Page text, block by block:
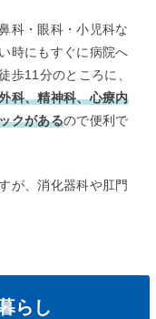
科・眼科・小児科な
時にもすぐに病院へ
歩11分のところに、
科、精神科、心療内
クがあるので便利で
が、消化器科や肛門
らし